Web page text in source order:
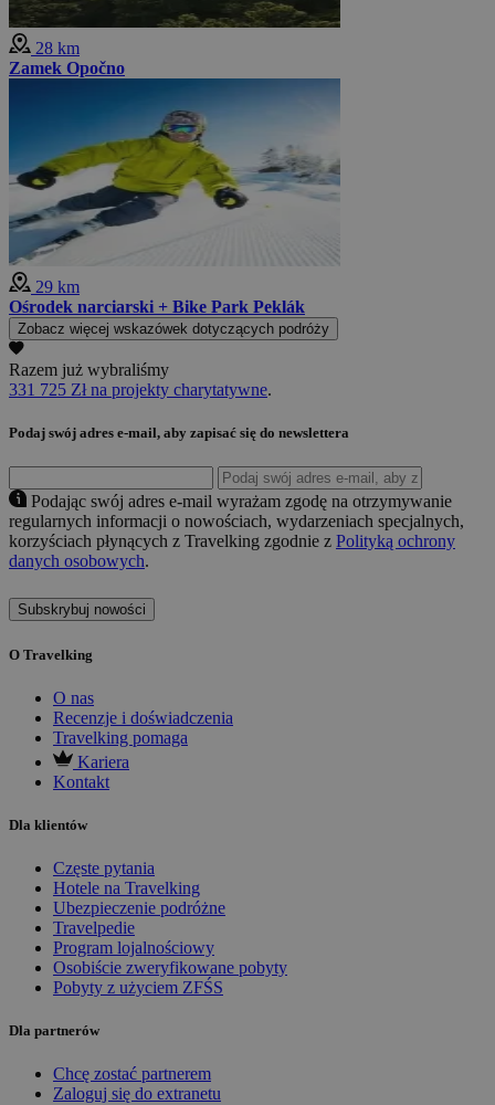
28 km
Zamek Opočno
29 km
Ośrodek narciarski + Bike Park Peklák
Zobacz więcej wskazówek dotyczących podróży
Razem już wybraliśmy
331 725 Zł na projekty charytatywne.
Podaj swój adres e-mail, aby zapisać się do newslettera
Podając swój adres e-mail wyrażam zgodę na otrzymywanie
regularnych informacji o nowościach, wydarzeniach specjalnych,
korzyściach płynących z Travelking zgodnie z Polityką ochrony
danych osobowych.
Subskrybuj nowości
O Travelking
O nas
Recenzje i doświadczenia
Travelking pomaga
Kariera
Kontakt
Dla klientów
Częste pytania
Hotele na Travelking
Ubezpieczenie podróżne
Travelpedie
Program lojalnościowy
Osobiście zweryfikowane pobyty
Pobyty z użyciem ZFŚS
Dla partnerów
Chcę zostać partnerem
Zaloguj się do extranetu